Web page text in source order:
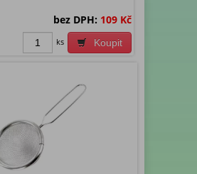
bez DPH: 109 Kč
Koupit
ks